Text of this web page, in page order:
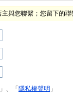
與您聯繫；您留下的
」、「 隱私權聲明 」